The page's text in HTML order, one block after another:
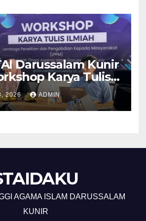
Darussalam Kunir
Karya Tulis
2026 ADMIN
AGAMA ISLAM DARUSSALAM
KUNIR